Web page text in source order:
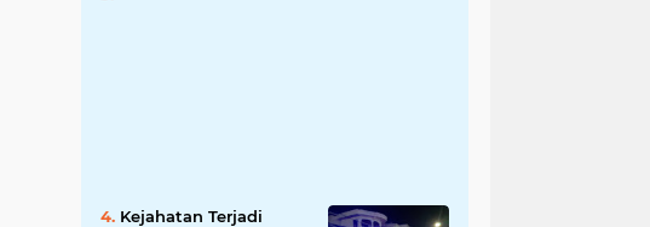
Kejahatan Terjadi